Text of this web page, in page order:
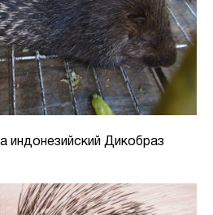
индонезийский Дикобраз